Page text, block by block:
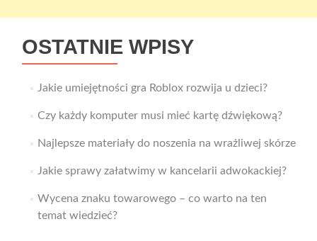
OSTATNIE WPISY
Jakie umiejętności gra Roblox rozwija u dzieci?
Czy każdy komputer musi mieć kartę dźwiękową?
Najlepsze materiały do noszenia na wrażliwej skórze
Jakie sprawy załatwimy w kancelarii adwokackiej?
Wycena znaku towarowego – co warto na ten
temat wiedzieć?